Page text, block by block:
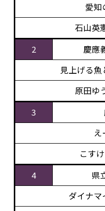
愛知
石山英
2
慶應
見上げる魚
原田ゆ
3
え
こすけ
4
県
ダイナマ